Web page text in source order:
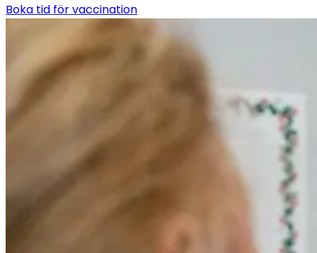
Boka tid för vaccination